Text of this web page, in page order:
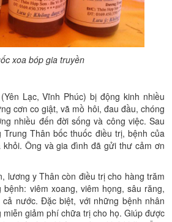
xoa bóp gia truyền
Lạc, Vĩnh Phúc) bị động kinh nhiều
cơn co giật, vã mồ hôi, đau đầu, chóng
nhiều đến đời sống và công việc. Sau
Thân bốc thuốc điều trị, bệnh của
Ông và gia đình đã gửi thư cảm ơn
lương y Thân còn điều trị cho hàng trăm
viêm xoang, viêm họng, sâu răng,
nước. Đặc biệt, với những bệnh nhân
miễn giảm phí chữa trị cho họ. Giúp được